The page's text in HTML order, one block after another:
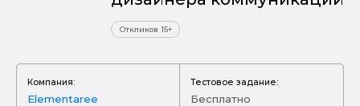
Откликов 15+
Компания:
Elementaree
Тестовое задание:
Бесплатно